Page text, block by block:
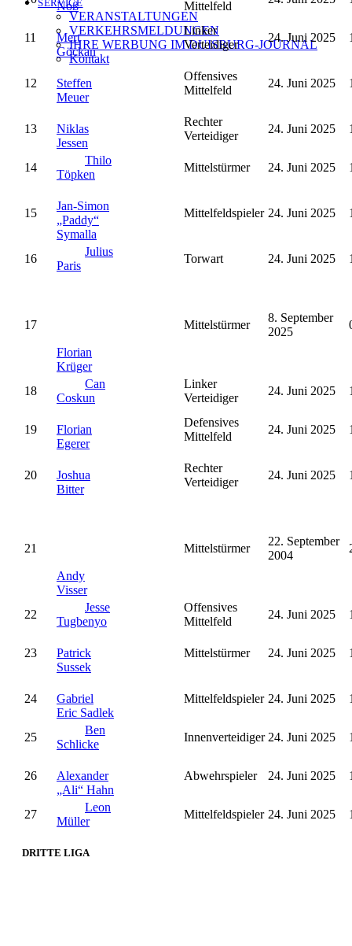
SERVICE
VERANSTALTUNGEN
VERKEHRSMELDUNGEN
IHRE WERBUNG IM DUISBURG-JOURNAL
Kontakt
Noß Mittelfeld
11
Mert
Göckan
Linker
Verteidiger
24. Juni 2025
12
Steffen
Meuer
Offensives
Mittelfeld
24. Juni 2025
13
Niklas
Jessen
Rechter
Verteidiger
24. Juni 2025
14
Thilo
Töpken
Mittelstürmer 24. Juni 2025
15
Jan-Simon
„Paddy“
Symalla
Mittelfeldspieler 24. Juni 2025
16
Julius
Paris
Torwart 24. Juni 2025
17
Florian
Krüger
Mittelstürmer
8. September
2025
18
Can
Coskun
Linker
Verteidiger
24. Juni 2025
19
Florian
Egerer
Defensives
Mittelfeld
24. Juni 2025
20
Joshua
Bitter
Rechter
Verteidiger
24. Juni 2025
21
Andy
Visser
Mittelstürmer
22. September
2004
22
Jesse
Tugbenyo
Offensives
Mittelfeld
24. Juni 2025
23
Patrick
Sussek
Mittelstürmer 24. Juni 2025
24
Gabriel
Eric Sadlek
Mittelfeldspieler 24. Juni 2025
25
Ben
Schlicke
Innenverteidiger 24. Juni 2025
26
Alexander
„Ali“ Hahn
Abwehrspieler 24. Juni 2025
27
Leon
Müller
Mittelfeldspieler 24. Juni 2025
DRITTE LIGA